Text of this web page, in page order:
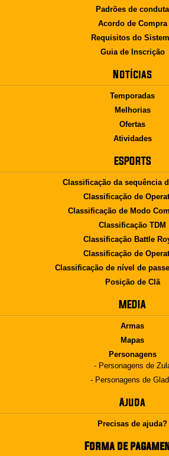
Padrões de conduta
Acordo de Compra
Requisitos do
Guia de Inscrição
Notícias
Temporadas
Melhorias
Ofertas
Atividades
ESPORTS
Classificação da sequência
Classificação de
Classificação de Modo
Classificação TDM
Classificação Battle
Classificação de
Classificação de nível de
Posição de Clã
MEDIA
Armas
Mapas
Personagens
- Personagens de
- Personagens de
Ajuda
Precisas de ajuda?
Forma de